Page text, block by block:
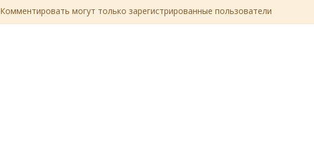
Комментировать могут только зарегистрированные пользователи